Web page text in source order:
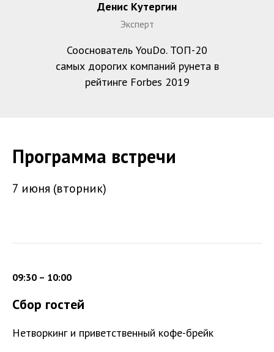
Денис Кутергин
Эксперт
Сооснователь YouDo. ТОП-20
самых дорогих компаний рунета в
рейтинге Forbes 2019
Программа встречи
7 июня (вторник)
09:30 – 10:00
Сбор гостей
Нетворкинг и приветственный кофе-брейк